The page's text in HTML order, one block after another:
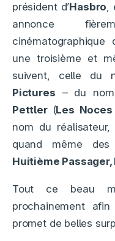
président d’Hasbro,
annonce
cinématographique
une troisième et
suivent, celle du
Pictures – du
Pettler (Les
nom du réalisateur,
quand même
Huitième Passager,
Tout ce beau
prochainement
promet de belles